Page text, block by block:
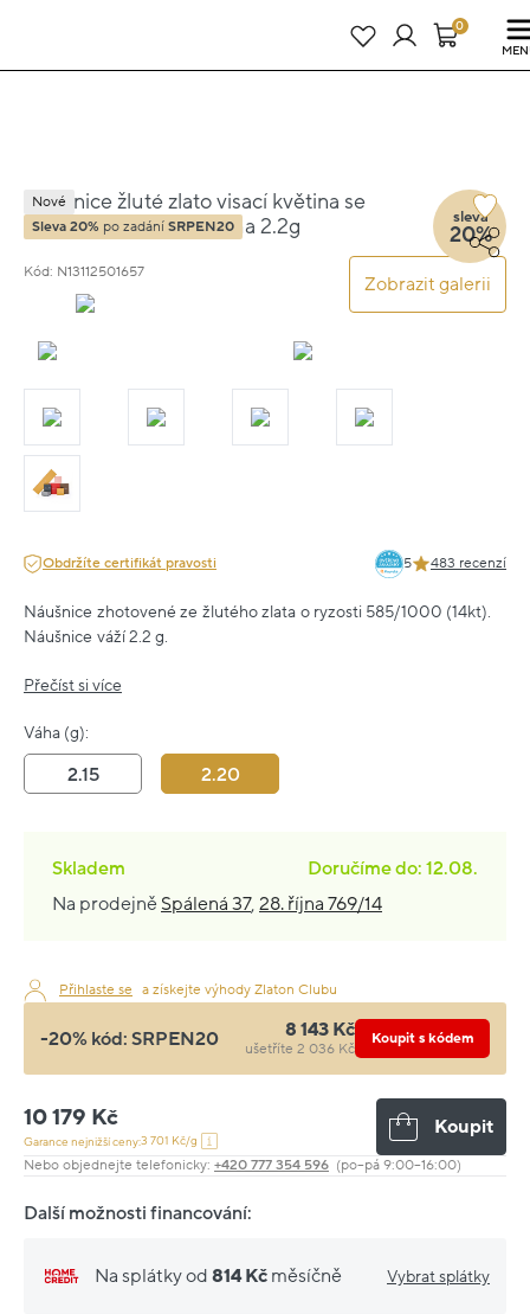
23 dní : 12h : 34m : 29s0
Náušnice žluté zlato visací květina se
zirkony výška 1.8cm váha 2.2g
Kód: N13112501657
Zobrazit galerii
Nové
Sleva 20% po zadání SRPEN20
sleva
20%
Obdržíte certifikát pravosti 5 483 recenzí
Náušnice zhotovené ze žlutého zlata o ryzosti 585/1000 (14kt).
Náušnice váží 2.2 g.
Přečíst si více
Váha (g):
2.15 2.20
Skladem
Doručíme do: 12.08.
Na prodejně Spálená 37, 28. října 769/14
Přihlaste se a získejte výhody Zlaton Clubu
-20% kód: SRPEN20 8 143 Kč
ušetříte 2 036 Kč
Koupit s kódem
10 179 Kč
Garance nejnižší ceny:3 701 Kč/g
Koupit
Nebo objednejte telefonicky: +420 777 354 596 (po–pá 9:00–16:00)
Další možnosti financování:
Na splátky od 814 Kč měsíčně Vybrat splátky